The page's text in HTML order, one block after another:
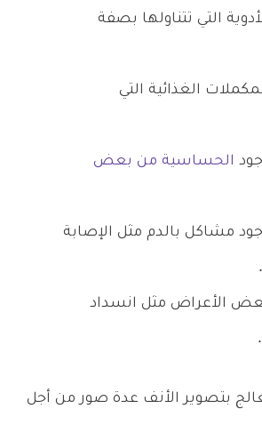
التي تتناولها بصفة
الغذائية التي
الحساسية من بعض
مشاكل بالدم مثل الإصابة
.
الأعراض مثل انسداد
بتصوير الأنف عدة صور من أجل